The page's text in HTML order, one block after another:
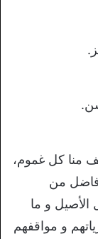
منا كل غموم،
من
الأصيل و ما
و مواقفهم